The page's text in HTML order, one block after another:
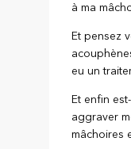
à ma
Et pensez
eu un
Et enfin
aggraver
mâchoires